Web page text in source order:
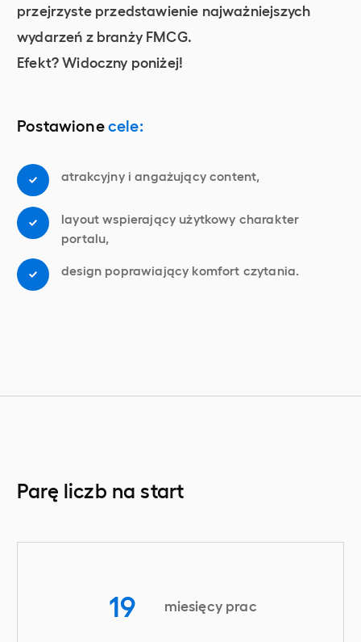
przejrzyste przedstawienie najważniejszych
wydarzeń z branży FMCG.
Efekt? Widoczny poniżej!
Postawionecele:
atrakcyjny i angażujący content,
layout wspierający użytkowy charakter
portalu,
design poprawiający komfort czytania.
Parę liczb na start
19 miesięcy prac